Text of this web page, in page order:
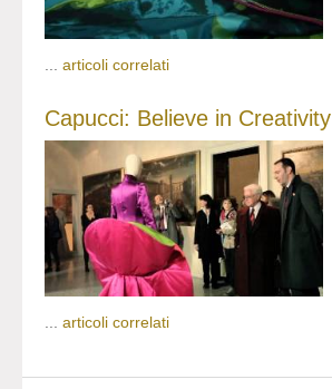
articoli correlati
Capucci: Believe in Creativity
... articoli correlati